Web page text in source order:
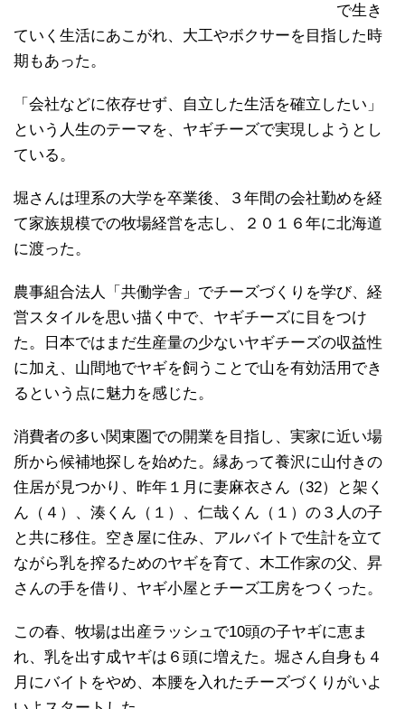
で生き
ていく生活にあこがれ、大工やボクサーを目指した時
期もあった。
「会社などに依存せず、自立した生活を確立したい」
という人生のテーマを、ヤギチーズで実現しようとし
ている。
堀さんは理系の大学を卒業後、３年間の会社勤めを経
て家族規模での牧場経営を志し、２０１６年に北海道
に渡った。
農事組合法人「共働学舎」でチーズづくりを学び、経
営スタイルを思い描く中で、ヤギチーズに目をつけ
た。日本ではまだ生産量の少ないヤギチーズの収益性
に加え、山間地でヤギを飼うことで山を有効活用でき
るという点に魅力を感じた。
消費者の多い関東圏での開業を目指し、実家に近い場
所から候補地探しを始めた。縁あって養沢に山付きの
住居が見つかり、昨年１月に妻麻衣さん（32）と架く
ん（４）、湊くん（１）、仁哉くん（１）の３人の子
と共に移住。空き屋に住み、アルバイトで生計を立て
ながら乳を搾るためのヤギを育て、木工作家の父、昇
さんの手を借り、ヤギ小屋とチーズ工房をつくった。
この春、牧場は出産ラッシュで10頭の子ヤギに恵ま
れ、乳を出す成ヤギは６頭に増えた。堀さん自身も４
月にバイトをやめ、本腰を入れたチーズづくりがいよ